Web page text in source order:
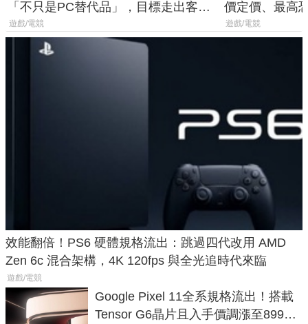
「不只是PC替代品」，目標走出客
廳、進軍電競桌面
遊戲/電競
價定價、最高
遊戲/電競
效能翻倍！PS6 硬體規格流出：跳過四代改用 AMD
Zen 6c 混合架構，4K 120fps 與全光追時代來臨
遊戲/電競
Google Pixel 11全系規格流出！搭載
Tensor G6晶片且入手價調漲至899美